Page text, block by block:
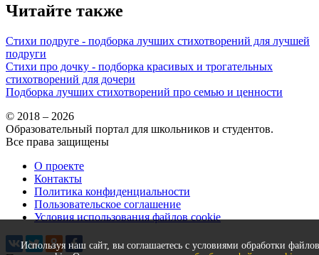
Читайте также
Стихи подруге - подборка лучших стихотворений для лучшей
подруги
Стихи про дочку - подборка красивых и трогательных
стихотворений для дочери
Подборка лучших стихотворений про семью и ценности
Используя наш сайт, вы соглашаетесь с условиями обработки файлов
© 2018 – 2026
Образовательный портал для школьников и студентов.
Все права защищены
О проекте
Контакты
Политика конфиденциальности
Пользовательское соглашение
Условия использования файлов cookie